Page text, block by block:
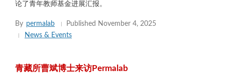
论了青年教师基金进展汇报。
By permalab Published November 4, 2025
News & Events
青藏所曹斌博士来访Permalab